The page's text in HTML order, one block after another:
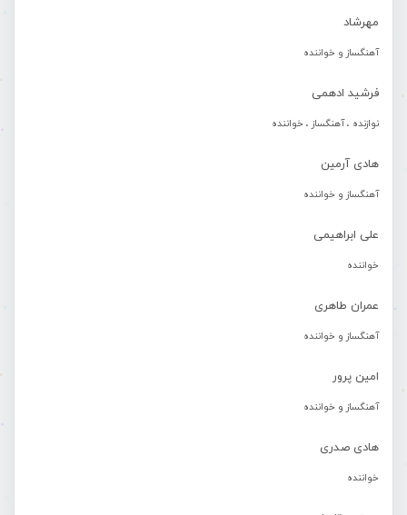
مهرشاد
آهنگساز و خواننده
فرشید ادهمی
نوازنده ، آهنگساز ، خواننده
هادی آرمین
آهنگساز و خواننده
علی ابراهیمی
خواننده
عمران طاهری
آهنگساز و خواننده
امین پرور
آهنگساز و خواننده
هادی صدری
خواننده